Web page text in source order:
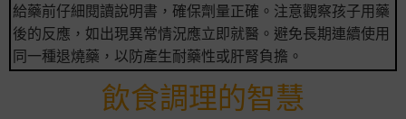
給藥前仔細閱讀說明書，確保劑量正確。注意觀察孩子用藥
後的反應，如出現異常情況應立即就醫。避免長期連續使用
同一種退燒藥，以防產生耐藥性或肝腎負擔。
飲食調理的智慧